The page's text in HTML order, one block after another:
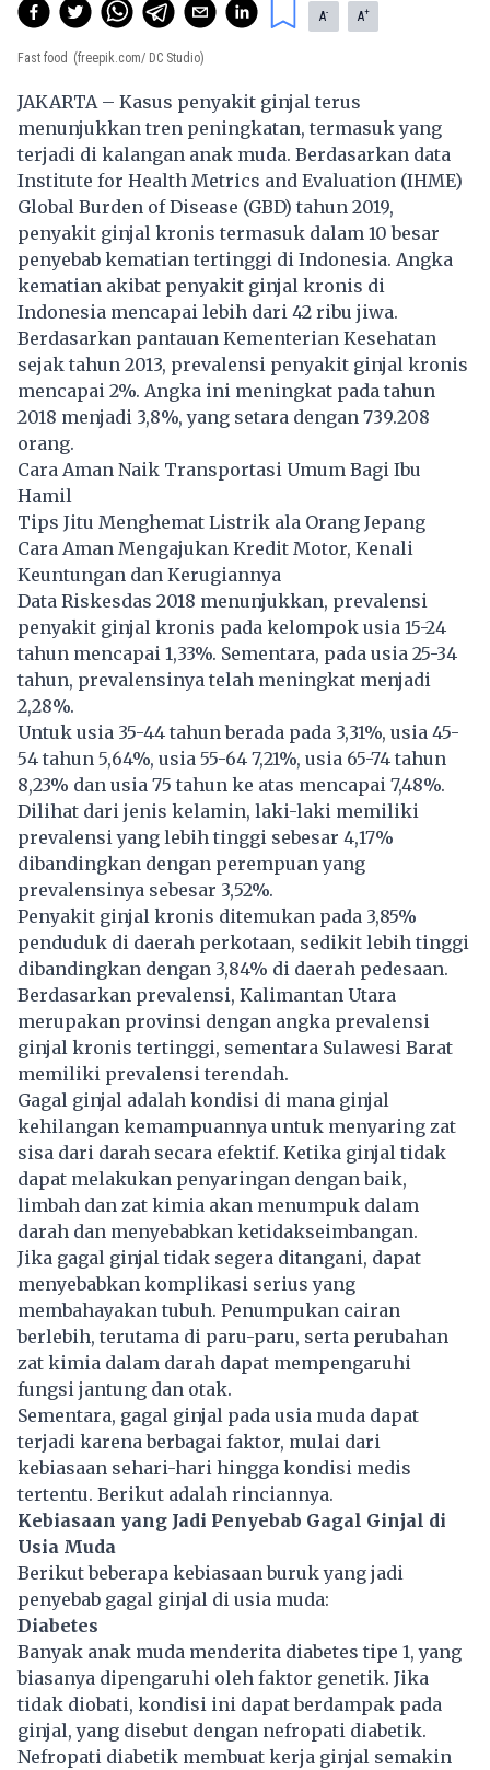
A- A+
Fast food (freepik.com/ DC Studio)
JAKARTA – Kasus penyakit ginjal terus
menunjukkan tren peningkatan, termasuk yang
terjadi di kalangan anak muda. Berdasarkan data
Institute for Health Metrics and Evaluation (IHME)
Global Burden of Disease (GBD) tahun 2019,
penyakit ginjal kronis termasuk dalam 10 besar
penyebab kematian tertinggi di Indonesia. Angka
kematian akibat penyakit ginjal kronis di
Indonesia mencapai lebih dari 42 ribu jiwa.
Berdasarkan pantauan Kementerian Kesehatan
sejak tahun 2013, prevalensi penyakit ginjal kronis
mencapai 2%. Angka ini meningkat pada tahun
2018 menjadi 3,8%, yang setara dengan 739.208
orang.
Cara Aman Naik Transportasi Umum Bagi Ibu
Hamil
Tips Jitu Menghemat Listrik ala Orang Jepang
Cara Aman Mengajukan Kredit Motor, Kenali
Keuntungan dan Kerugiannya
Data Riskesdas 2018 menunjukkan, prevalensi
penyakit ginjal kronis pada kelompok usia 15-24
tahun mencapai 1,33%. Sementara, pada usia 25-34
tahun, prevalensinya telah meningkat menjadi
2,28%.
Untuk usia 35-44 tahun berada pada 3,31%, usia 45-
54 tahun 5,64%, usia 55-64 7,21%, usia 65-74 tahun
8,23% dan usia 75 tahun ke atas mencapai 7,48%.
Dilihat dari jenis kelamin, laki-laki memiliki
prevalensi yang lebih tinggi sebesar 4,17%
dibandingkan dengan perempuan yang
prevalensinya sebesar 3,52%.
Penyakit ginjal kronis ditemukan pada 3,85%
penduduk di daerah perkotaan, sedikit lebih tinggi
dibandingkan dengan 3,84% di daerah pedesaan.
Berdasarkan prevalensi, Kalimantan Utara
merupakan provinsi dengan angka prevalensi
ginjal kronis tertinggi, sementara Sulawesi Barat
memiliki prevalensi terendah.
Gagal ginjal adalah kondisi di mana ginjal
kehilangan kemampuannya untuk menyaring zat
sisa dari darah secara efektif. Ketika ginjal tidak
dapat melakukan penyaringan dengan baik,
limbah dan zat kimia akan menumpuk dalam
darah dan menyebabkan ketidakseimbangan.
Jika gagal ginjal tidak segera ditangani, dapat
menyebabkan komplikasi serius yang
membahayakan tubuh. Penumpukan cairan
berlebih, terutama di paru-paru, serta perubahan
zat kimia dalam darah dapat mempengaruhi
fungsi jantung dan otak.
Sementara, gagal ginjal pada usia muda dapat
terjadi karena berbagai faktor, mulai dari
kebiasaan sehari-hari hingga kondisi medis
tertentu. Berikut adalah rinciannya.
Kebiasaan yang Jadi Penyebab Gagal Ginjal di
Usia Muda
Berikut beberapa kebiasaan buruk yang jadi
penyebab gagal ginjal di usia muda:
Diabetes
Banyak anak muda menderita diabetes tipe 1, yang
biasanya dipengaruhi oleh faktor genetik. Jika
tidak diobati, kondisi ini dapat berdampak pada
ginjal, yang disebut dengan nefropati diabetik.
Nefropati diabetik membuat kerja ginjal semakin